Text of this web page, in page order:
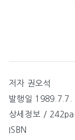
저자 권오석
발행일 1989.7.7.
상세정보 /
ISBN